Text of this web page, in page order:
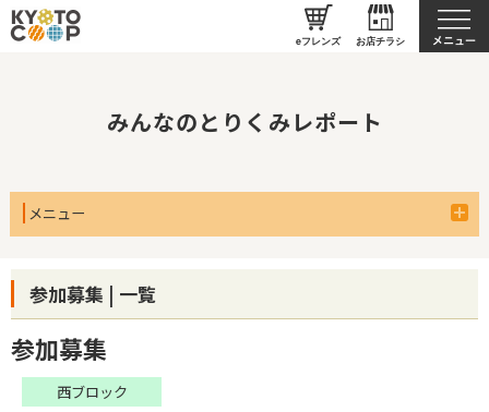
eフレンズ お店チラシ
私たちのとりくみ
みんなのとりくみレポート
メニュー
参加募集 | 一覧
参加募集
西ブロック